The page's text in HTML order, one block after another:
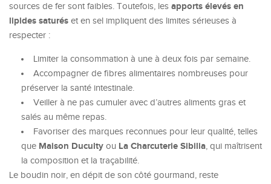
sources de fer sont faibles. Toutefois, les apports élevés en
lipides saturés et en sel impliquent des limites sérieuses à
respecter :
Limiter la consommation à une à deux fois par semaine.
Accompagner de fibres alimentaires nombreuses pour
préserver la santé intestinale.
Veiller à ne pas cumuler avec d’autres aliments gras et
salés au même repas.
Favoriser des marques reconnues pour leur qualité, telles
que Maison Duculty ou La Charcuterie Sibilia, qui maîtrisent
la composition et la traçabilité.
Le boudin noir, en dépit de son côté gourmand, reste